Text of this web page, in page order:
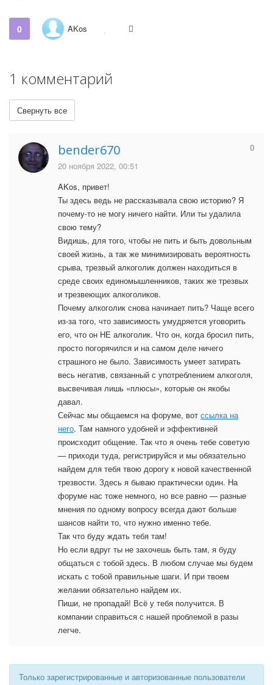
0 AKos
1 комментарий
Свернуть все
bender670
20 ноября 2022, 00:51
0
AKos, привет!
Ты здесь ведь не рассказывала свою историю? Я
почему-то не могу ничего найти. Или ты удалила
свою тему?
Видишь, для того, чтобы не пить и быть довольным
своей жизнь, а так же минимизировать вероятность
срыва, трезвый алкоголик должен находиться в
среде своих единомышленников, таких же трезвых
и трезвеющих алкоголиков.
Почему алкоголик снова начинает пить? Чаще всего
из-за того, что зависимость умудряется уговорить
его, что он НЕ алкоголик. Что он, когда бросил пить,
просто погорячился и на самом деле ничего
страшного не было. Зависимость умеет затирать
весь негатив, связанный с употреблением алкоголя,
высвечивая лишь «плюсы», которые он якобы
давал.
Сейчас мы общаемся на форуме, вот ссылка на
него. Там намного удобней и эффективней
происходит общение. Так что я очень тебе советую
— приходи туда, регистрируйся и мы обязательно
найдем для тебя твою дорогу к новой качественной
трезвости. Здесь я бываю практически один. На
форуме нас тоже немного, но все равно — разные
мнения по одному вопросу всегда дают больше
шансов найти то, что нужно именно тебе.
Так что буду ждать тебя там!
Но если вдруг ты не захочешь быть там, я буду
общаться с тобой здесь. В любом случае мы будем
искать с тобой правильные шаги. И при твоем
желании обязательно найдем их.
Пиши, не пропадай! Всё у тебя получится. В
компании справиться с нашей проблемой в разы
легче.
Только зарегистрированные и авторизованные пользователи